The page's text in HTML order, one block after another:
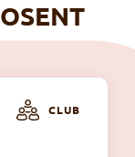
CLUB